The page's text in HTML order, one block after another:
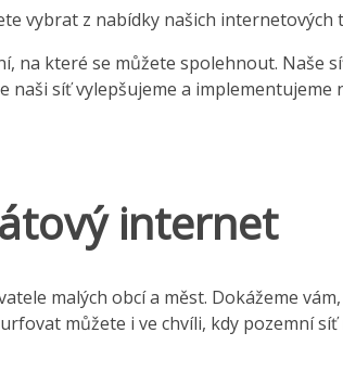
vybrat z nabídky našich internetových
na které se můžete spolehnout. Naše
síť vylepšujeme a implementujeme
internet
malých obcí a měst. Dokážeme
můžete i ve chvíli, kdy pozemní